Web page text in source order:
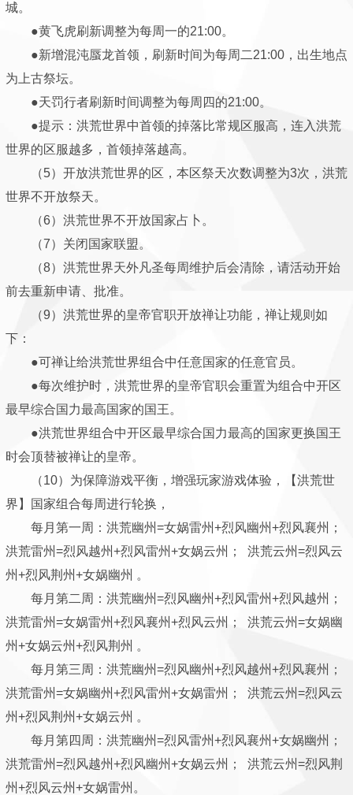
城。
●黄飞虎刷新调整为每周一的21:00。
●新增混沌蜃龙首领，刷新时间为每周二21:00，出生地点
为上古祭坛。
●天罚行者刷新时间调整为每周四的21:00。
●提示：洪荒世界中首领的掉落比常规区服高，连入洪荒
世界的区服越多，首领掉落越高。
（5）开放洪荒世界的区，本区祭天次数调整为3次，洪荒
世界不开放祭天。
（6）洪荒世界不开放国家占卜。
（7）关闭国家联盟。
（8）洪荒世界天外凡圣每周维护后会清除，请活动开始
前去重新申请、批准。
（9）洪荒世界的皇帝官职开放禅让功能，禅让规则如
下：
●可禅让给洪荒世界组合中任意国家的任意官员。
●每次维护时，洪荒世界的皇帝官职会重置为组合中开区
最早综合国力最高国家的国王。
●洪荒世界组合中开区最早综合国力最高的国家更换国王
时会顶替被禅让的皇帝。
（10）为保障游戏平衡，增强玩家游戏体验，【洪荒世
界】国家组合每周进行轮换，
每月第一周：洪荒幽州=女娲雷州+烈风幽州+烈风襄州；
洪荒雷州=烈风越州+烈风雷州+女娲云州； 洪荒云州=烈风云
州+烈风荆州+女娲幽州 。
每月第二周：洪荒幽州=烈风幽州+烈风雷州+烈风越州；
洪荒雷州=女娲雷州+烈风襄州+烈风云州； 洪荒云州=女娲幽
州+女娲云州+烈风荆州 。
每月第三周：洪荒幽州=烈风幽州+烈风越州+烈风襄州；
洪荒雷州=女娲幽州+烈风雷州+女娲雷州； 洪荒云州=烈风云
州+烈风荆州+女娲云州 。
每月第四周：洪荒幽州=烈风雷州+烈风襄州+女娲幽州；
洪荒雷州=烈风越州+烈风幽州+女娲云州； 洪荒云州=烈风荆
州+烈风云州+女娲雷州。